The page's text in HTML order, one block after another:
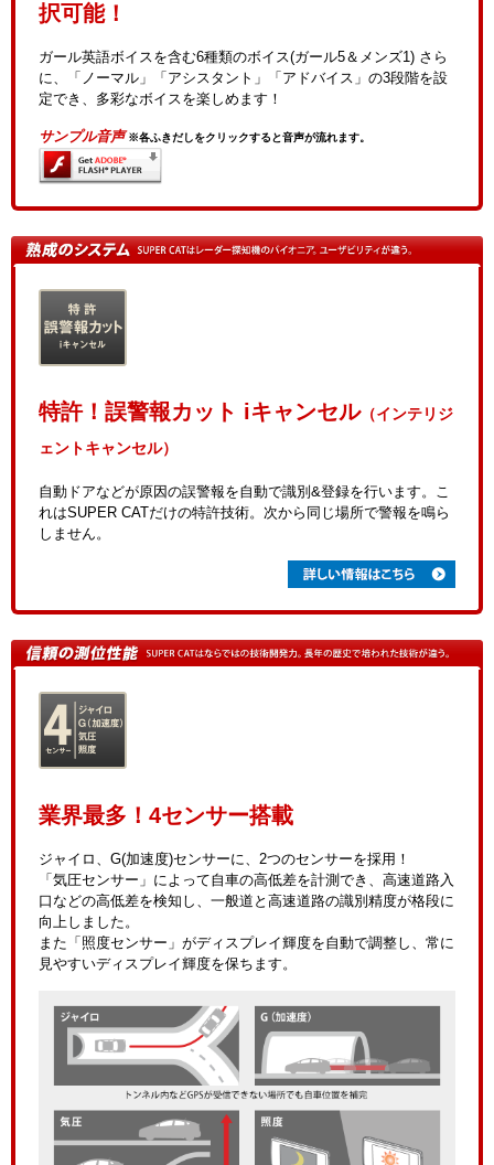
択可能！
ガール英語ボイスを含む6種類のボイス(ガール5＆メンズ1) さら
に、「ノーマル」「アシスタント」「アドバイス」の3段階を設
定でき、多彩なボイスを楽しめます！
サンプル音声※各ふきだしをクリックすると音声が流れます。
特許！誤警報カット iキャンセル（インテリジ
ェントキャンセル）
自動ドアなどが原因の誤警報を自動で識別&登録を行います。こ
れはSUPER CATだけの特許技術。次から同じ場所で警報を鳴ら
しません。
業界最多！4センサー搭載
ジャイロ、G(加速度)センサーに、2つのセンサーを採用！
「気圧センサー」によって自車の高低差を計測でき、高速道路入
口などの高低差を検知し、一般道と高速道路の識別精度が格段に
向上しました。
また「照度センサー」がディスプレイ輝度を自動で調整し、常に
見やすいディスプレイ輝度を保ちます。